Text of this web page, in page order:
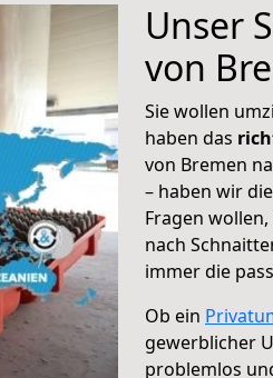
Unser
von
Sie wollen
haben das
von Bremen
– haben wir
Fragen wollen,
nach
immer die
Ob ein
gewerblicher
problemlos